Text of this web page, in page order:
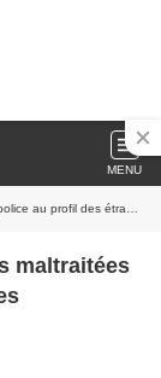
MENU
au profil des étrangères
maltraitées